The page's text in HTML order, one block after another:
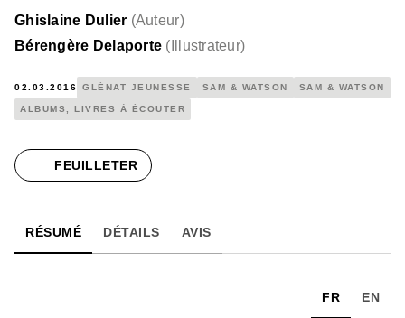
Ghislaine Dulier (Auteur)
Bérengère Delaporte ( Illustrateur)
02.03.2016 GLÉNAT JEUNESSE SAM & WATSON SAM & WATSON
ALBUMS, LIVRES À ÉCOUTER
FEUILLETER
RÉSUMÉ DÉTAILS AVIS
FR EN